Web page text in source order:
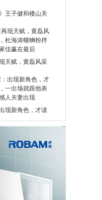
》王子健和楼山关
天赋，黄磊风采
现新角色，才读